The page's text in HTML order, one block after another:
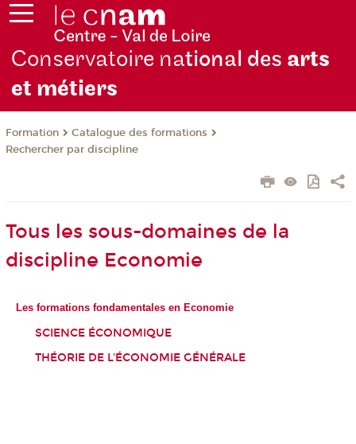
Conservatoire national des arts
et métiers
Formation
Catalogue des formations
Rechercher par discipline
Tous les sous-domaines de la
discipline Economie
Les formations fondamentales en Economie
SCIENCE ÉCONOMIQUE
THÉORIE DE L'ÉCONOMIE GÉNÉRALE